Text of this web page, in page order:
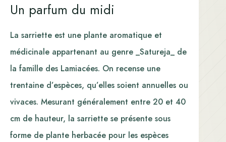
Un parfum du midi
La sarriette est une plante aromatique et
médicinale appartenant au genre _Satureja_ de
la famille des Lamiacées. On recense une
trentaine d’espèces, qu’elles soient annuelles ou
vivaces. Mesurant généralement entre 20 et 40
cm de hauteur, la sarriette se présente sous
forme de plante herbacée pour les espèces